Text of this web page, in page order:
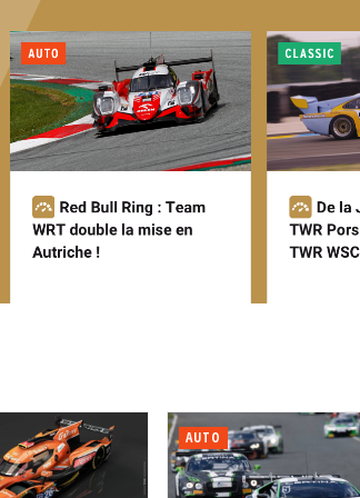
AUTO